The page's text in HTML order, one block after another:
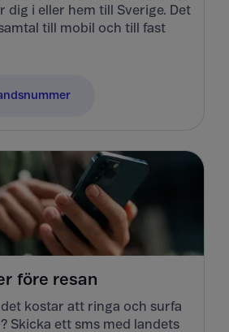
dig i eller hem till Sverige. Det
till mobil och till fast
före resan
kostar att ringa och surfa
Skicka ett sms med landets